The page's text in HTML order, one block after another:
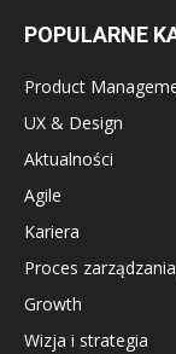
POPULARNE
Product
UX & Design
Aktualności
Agile
Kariera
Proces
Growth
Wizja i strategia